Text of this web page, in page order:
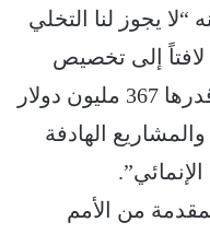
“لا يجوز لنا التخلي
إلى تخصيص
بلاده “في العام الجاري مبالغ قدرها 367 مليون دولار
الهادفة
من الأمم